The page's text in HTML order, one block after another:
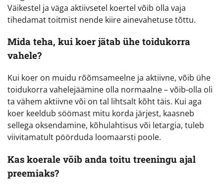
Väikestel ja väga aktiivsetel koertel võib olla vaja
tihedamat toitmist nende kiire ainevahetuse tõttu.
Mida teha, kui koer jätab ühe toidukorra
vahele?
Kui koer on muidu rõõmsameelne ja aktiivne, võib ühe
toidukorra vahelejäämine olla normaalne – võib-olla oli
ta vähem aktiivne või on tal lihtsalt kõht täis. Kui aga
koer keeldub söömast mitu korda järjest, kaasneb
sellega oksendamine, kõhulahtisus või letargia, tuleb
viivitamatult pöörduda loomaarsti poole.
Kas koerale võib anda toitu treeningu ajal
preemiaks?